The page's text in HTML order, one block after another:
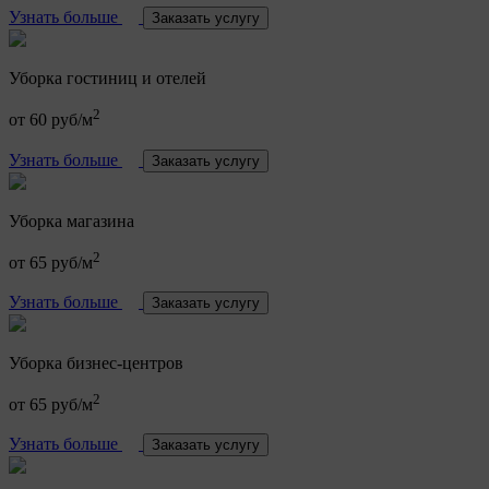
Узнать больше Заказать услугу
Уборка гостиниц и отелей
от 60 руб/м2
Узнать больше Заказать услугу
Уборка магазина
от 65 руб/м2
Узнать больше Заказать услугу
Уборка бизнес-центров
от 65 руб/м2
Узнать больше Заказать услугу